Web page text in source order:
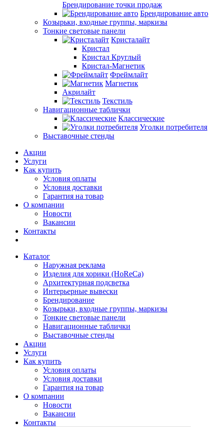
Брендирование точки продаж
Брендирование авто
Козырьки, входные группы, маркизы
Тонкие световые панели
Кристалайт
Кристал
Кристал Круглый
Кристал-Магнетик
Фреймлайт
Магнетик
Акрилайт
Текстиль
Навигационные таблички
Классические
Уголки потребителя
Выставочные стенды
Акции
Услуги
Как купить
Условия оплаты
Условия доставки
Гарантия на товар
О компании
Новости
Вакансии
Контакты
Каталог
Наружная реклама
Изделия для хорики (HoReCa)
Архитектурная подсветка
Интерьерные вывески
Брендирование
Козырьки, входные группы, маркизы
Тонкие световые панели
Навигационные таблички
Выставочные стенды
Акции
Услуги
Как купить
Условия оплаты
Условия доставки
Гарантия на товар
О компании
Новости
Вакансии
Контакты